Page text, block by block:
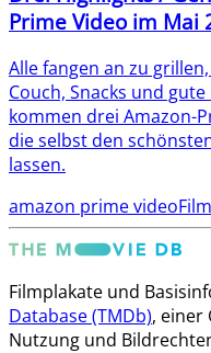
Prime Video im Mai
Alle fangen an zu
Couch, Snacks und
kommen drei Amazon-
die selbst den
lassen.
amazon prime video
Filmplakate und
Database (TMDb), einer
Nutzung und